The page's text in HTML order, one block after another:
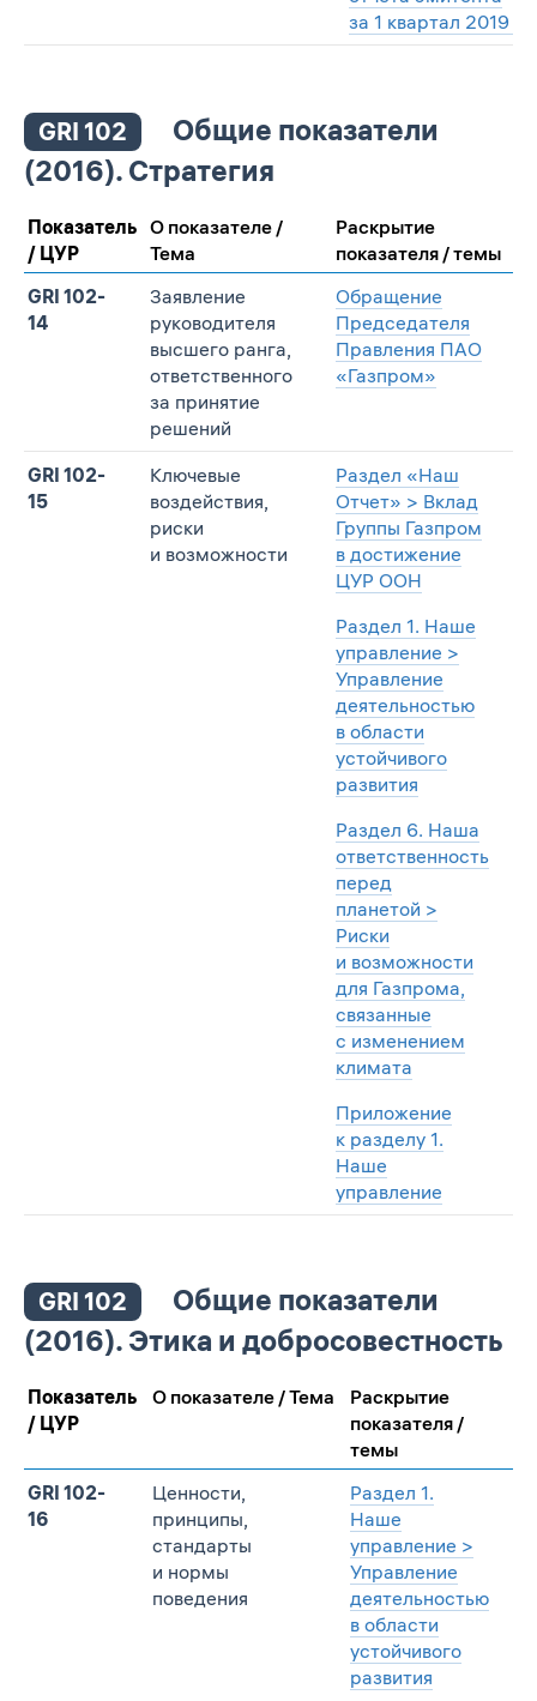
за 1 квартал 2019 г.
GRI 102
Общие показатели
(2016). Стратегия
Показатель
/ ЦУР
О показателе /
Тема
Раскрытие
показателя / темы
GRI 102-
14
Заявление
руководителя
высшего ранга,
ответственного
за принятие
решений
Обращение
Председателя
Правления ПАО
«Газпром»
GRI 102-
15
Ключевые
воздействия,
риски
и возможности
Раздел «Наш
Отчет» > Вклад
Группы Газпром
в достижение
ЦУР ООН
Раздел 1. Наше
управление >
Управление
деятельностью
в области
устойчивого
развития
Раздел 6. Наша
ответственность
перед
планетой >
Риски
и возможности
для Газпрома,
связанные
с изменением
климата
Приложение
к разделу 1.
Наше
управление
GRI 102
Общие показатели
(2016). Этика и добросовестность
Показатель
/ ЦУР
О показателе / Тема
Раскрытие
показателя /
темы
GRI 102-
16
Ценности,
принципы,
стандарты
и нормы
поведения
Раздел 1.
Наше
управление >
Управление
деятельностью
в области
устойчивого
развития